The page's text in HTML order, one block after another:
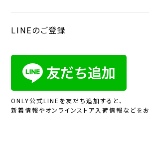
LINEのご登録
ONLY公式LINEを友だち追加すると、
新着情報やオンラインストア入荷情報などをお